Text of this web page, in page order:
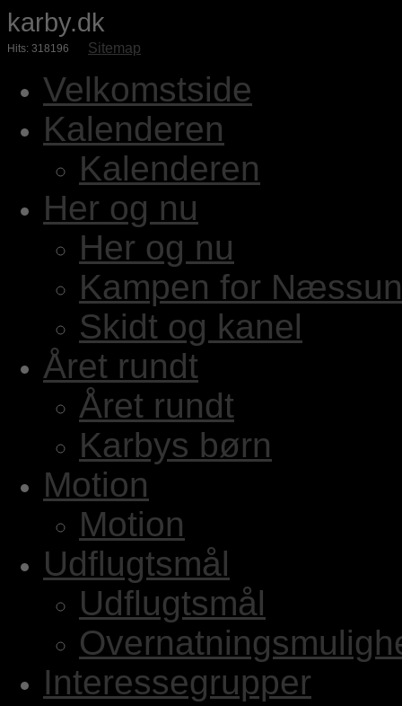
karby.dk
Hits: 318196 Sitemap
Velkomstside
Kalenderen
Kalenderen
Her og nu
Her og nu
Kampen for
Skidt og kanel
Året rundt
Året rundt
Karbys børn
Motion
Motion
Udflugtsmål
Udflugtsmål
Interessegrupper